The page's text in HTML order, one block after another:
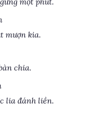
mượn kia.
chia.
lia đánh liền.